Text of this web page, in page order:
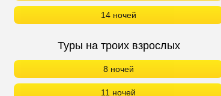
14 ночей
Туры на троих взрослых
8 ночей
11 ночей